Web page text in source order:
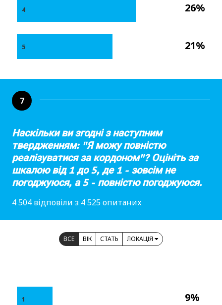
26%
21%
4
5
7
Наскільки ви згодні з наступним
твердженням: "Я можу повністю
реалізуватися за кордоном"? Оцініть за
шкалою від 1 до 5, де 1 - зовсім не
погоджуюся, а 5 - повністю погоджуюся.
4 504 відповіли з 4 525 опитаних
ВСЕ ВІК СТАТЬ ЛОКАЦІЯ
9%
1